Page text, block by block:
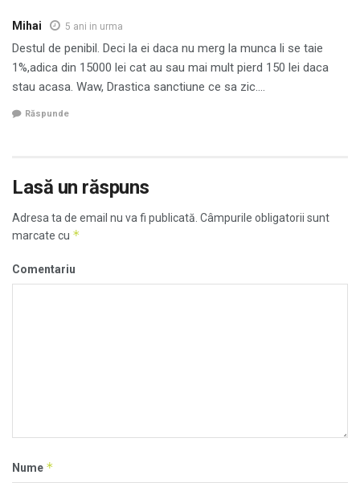
Mihai 5 ani in urma
Destul de penibil. Deci la ei daca nu merg la munca li se taie
1%,adica din 15000 lei cat au sau mai mult pierd 150 lei daca
stau acasa. Waw, Drastica sanctiune ce sa zic….
Răspunde
Lasă un răspuns
Adresa ta de email nu va fi publicată. Câmpurile obligatorii sunt
marcate cu *
Comentariu
Nume *